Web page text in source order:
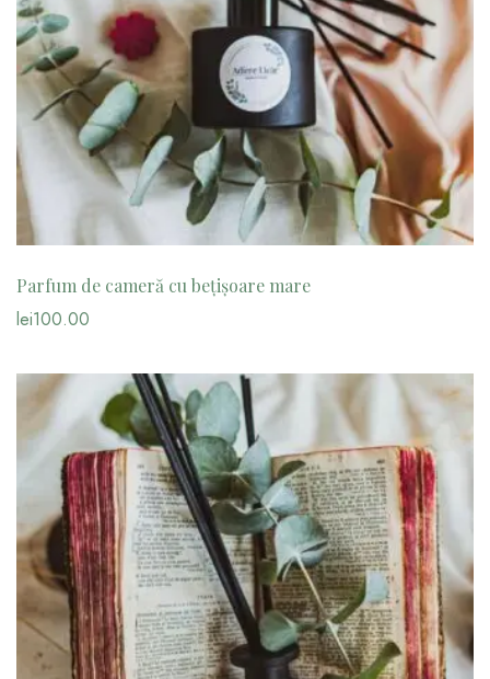
Parfum de cameră cu bețișoare mare
lei100.00